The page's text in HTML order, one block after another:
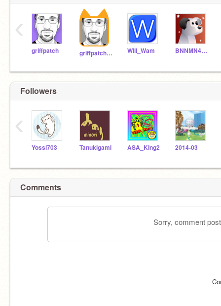
griffpatch griffpatch_tutor Will_Wam BNNMN444TvTest
‹
Followers
Yossi703 Tanukigami ASA_King2 2014-03
‹
Comments
Sorry, comment